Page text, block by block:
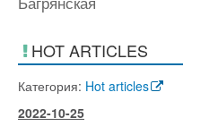
HOT ARTICLES
Категория: Hot articles
2022-10-25